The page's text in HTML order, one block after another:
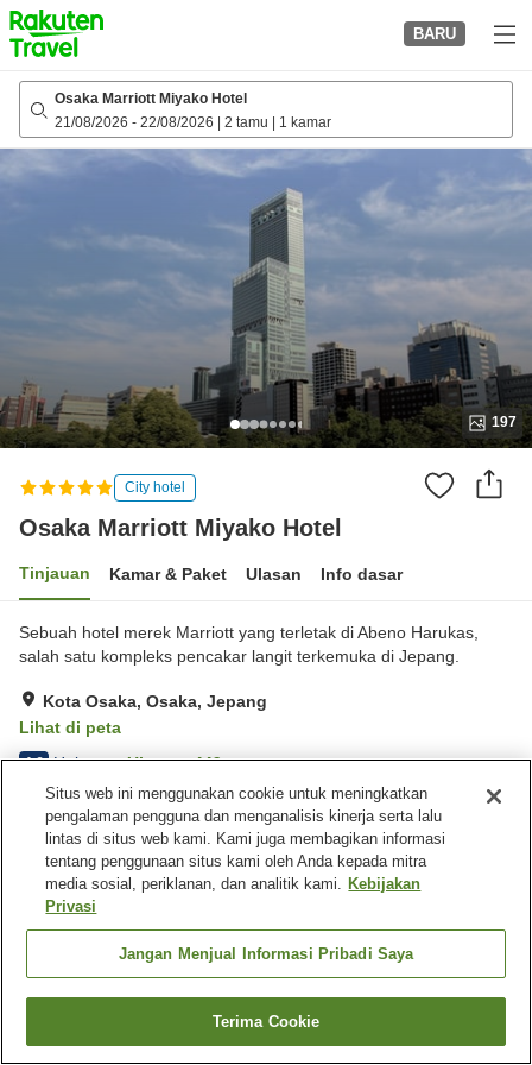
to
top
page
BARU
Osaka Marriott Miyako Hotel
21/08/2026 - 22/08/2026 2 tamu 1 kamar
197
City hotel
Osaka Marriott Miyako Hotel
Tinjauan Kamar & Paket Ulasan Info dasar
Sebuah hotel merek Marriott yang terletak di Abeno Harukas,
salah satu kompleks pencakar langit terkemuka di Jepang.
Kota Osaka, Osaka, Jepang
Lihat di peta
4.6 Hebat Ulasan:449
Fasilitas properti
Tempat parkir
Spa / Salon kecantikan
Restoran
Lounge
Jepang Osaka
Kota Osaka
Osaka Marriott Miyako Hotel
Cari kamar
Situs web ini menggunakan cookie untuk meningkatkan
pengalaman pengguna dan menganalisis kinerja serta lalu
lintas di situs web kami. Kami juga membagikan informasi
tentang penggunaan situs kami oleh Anda kepada mitra
media sosial, periklanan, dan analitik kami. Kebijakan
Privasi
Jangan Menjual Informasi Pribadi Saya
Terima Cookie